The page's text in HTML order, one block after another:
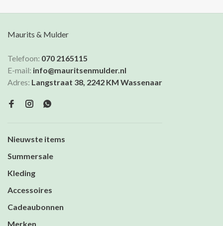
Maurits & Mulder
Telefoon: 070 2165115
E-mail: info@mauritsenmulder.nl
Adres: Langstraat 38, 2242 KM Wassenaar
Nieuwste items
Summersale
Kleding
Accessoires
Cadeaubonnen
Merken